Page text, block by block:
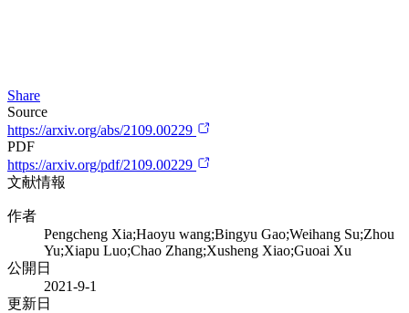
Share
Source
https://arxiv.org/abs/2109.00229
PDF
https://arxiv.org/pdf/2109.00229
文献情報
作者
Pengcheng Xia;Haoyu wang;Bingyu Gao;Weihang Su;Zhou
Yu;Xiapu Luo;Chao Zhang;Xusheng Xiao;Guoai Xu
公開日
2021-9-1
更新日